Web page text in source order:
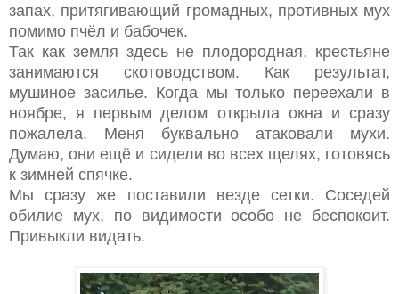
запах, притягивающий громадных, противных мух
помимо пчёл и бабочек.
Так как земля здесь не плодородная, крестьяне
занимаются скотоводством. Как результат,
мушиное засилье. Когда мы только переехали в
ноябре, я первым делом открыла окна и сразу
пожалела. Меня буквально атаковали мухи.
Думаю, они ещё и сидели во всех щелях, готовясь
к зимней спячке.
Мы сразу же поставили везде сетки. Соседей
обилие мух, по видимости особо не беспокоит.
Привыкли видать.